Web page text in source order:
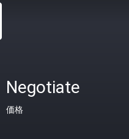
Negotiate
価格